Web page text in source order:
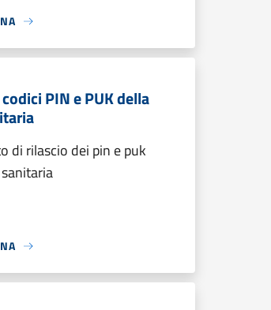
PIN e PUK della
di rilascio dei pin e puk